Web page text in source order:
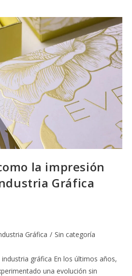
la impresión
Gráfica
Gráfica / Sin categoría
gráfica En los últimos años,
una evolución sin